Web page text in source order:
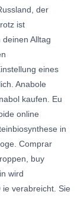
der
ist
Alltag
eines
Anabole
kaufen. Eu
online
in
Comprar
buy
wird
verabreicht. Sie